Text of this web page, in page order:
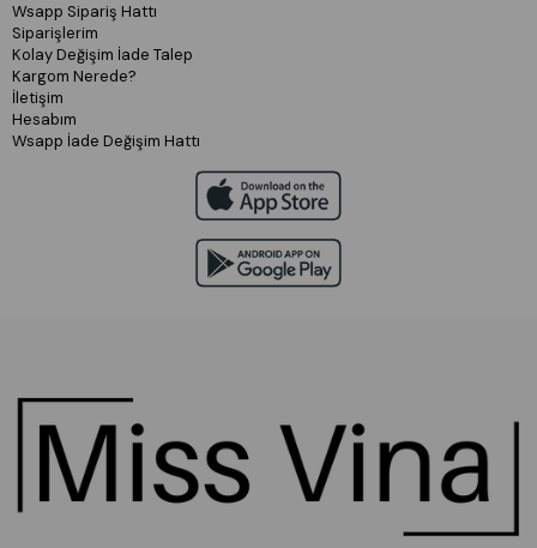
Wsapp Sipariş Hattı
Siparişlerim
Kolay Değişim İade Talep
Kargom Nerede?
İletişim
Hesabım
Wsapp İade Değişim Hattı